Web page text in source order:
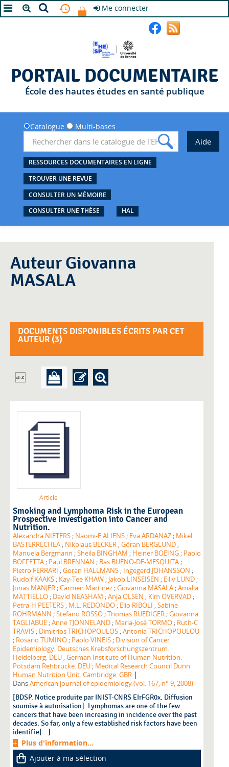
Me connecter
PORTAIL DOCUMENTAIRE
École des hautes études en santé publique
Catalogue Multi-bases
RESSOURCES DOCUMENTAIRES EN LIGNE
TROUVER UNE REVUE
CONSULTER UN MÉMOIRE
CONSULTER UNE THÈSE
HAL
Auteur Giovanna
MASALA
DOCUMENTS DISPONIBLES ÉCRITS PAR CET
AUTEUR (3)
Article
Smoking and Lymphoma Risk in the European
Prospective Investigation into Cancer and
Nutrition.
Alexandra NIETERS ; Naomi-E ALIENS ; Eva ARDANAZ ; Mikel
BASTERRECHEA ; Nikolaus BECKER ;Göran BERGLUND ;
Manuela Bergmann ;Sheila BINGHAM ; Heiner BOEING ; Paolo
BOFFETTA ; Paul BRENNAN ; Bas BUENO-DE-MESQUITA ;
Pietro FERRARI ;Goran HALLMANS ; Ingegerd JOHANSSON ;
Rudolf KAAKS ; Kay-Tee KHAW ; Jakob LINSEISEN ; Eiliv LUND ;
Jonas MANJER ;Carmen Martinez ;Giovanna MASALA ;Amalia
MATTIELLO ; David NEASHAM ;Anja OLSEN ; Kim OVERVAD ;
Petra-H PEETERS ; M.L. REDONDO ; Elio RIBOLI ;Sabine
ROHRMANN ;Stefano ROSSO ;Thomas RUEDIGER ;Giovanna
TAGLIABUE ;Anne TJONNELAND ; Maria-José TORMO ; Ruth-C
TRAVIS ; Dimitrios TRICHOPOULOS ;Antonia TRICHOPOULOU
; Rosario TUMINO ; Paolo VINEIS ; Division of Cancer
Epidemiology. Deutsches Krebsforschungszentrum.
Heidelberg. DEU ;German Institute of Human Nutrition.
Potsdam Rehbrücke. DEU ; Medical Research Council Dunn
Human Nutrition Unit. Cambridge. GBR |
DansAmerican journal of epidemiology (vol. 167, n° 9, 2008)
[BDSP. Notice produite par INIST-CNRS EIrFGR0x. Diffusion
soumise à autorisation]. Lymphomas are one of the few
cancers that have been increasing in incidence over the past
decades. So far, only a few established risk factors have been
identifie[...]
Plus d'information...
Ajouter à ma sélection